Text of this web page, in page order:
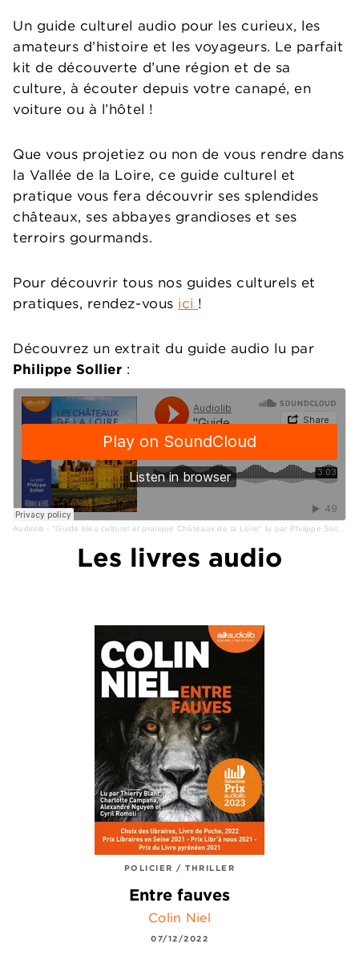
Un guide culturel audio pour les curieux, les
amateurs d’histoire et les voyageurs. Le parfait
kit de découverte d’une région et de sa
culture, à écouter depuis votre canapé, en
voiture ou à l’hôtel !
Que vous projetiez ou non de vous rendre dans
la Vallée de la Loire, ce guide culturel et
pratique vous fera découvrir ses splendides
châteaux, ses abbayes grandioses et ses
terroirs gourmands.
Pour découvrir tous nos guides culturels et
pratiques, rendez-vous ici !
Découvrez un extrait du guide audio lu par
Philippe Sollier :
Audiolib · "Guide bleu culturel et pratique Châteaux de la Loire" lu par Philippe Sollier
Les livres audio
POLICIER / THRILLER
Entre fauves
Colin Niel
07/12/2022